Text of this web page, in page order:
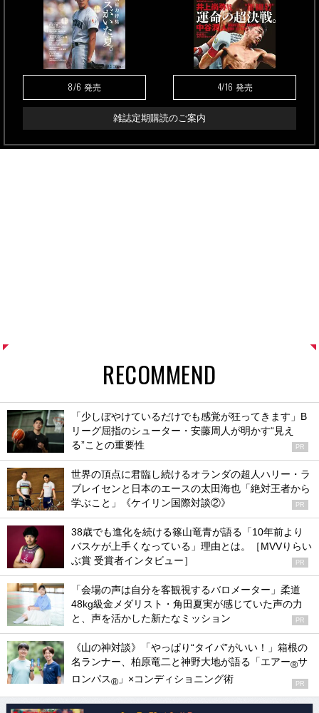
8/6 発売 4/16 発売
雑誌定期購読のご案内
RECOMMEND
「少しぼやけているだけでも感覚が狂ってきます」B
リーグ屈指のシューター・安藤周人が明かす“見え
る”ことの重要性
PR
世界の頂点に君臨し続けるオランダの超人ハリー・ラ
ブレイセンと日本のエースの太田海也「絶対王者から
学ぶこと」《ケイリン国際対談②》
PR
38歳でも進化を続ける篠山竜青が語る「10年前より
バスケが上手くなっている」理由とは。［MVVりらい
ぶ賞 受賞者インタビュー］
PR
「会場の声は自分を客観視するバロメーター」柔道
48kg級金メダリスト・角田夏実が感じていた声の力
と、声を活かした新たなミッション
PR
《山の神対談》「やっぱり“タイパ”がいい！」箱根の
名ランナー、柏原竜二と神野大地が語る「エアー®サ
ロンパス® 」×コンディショニング術 PR